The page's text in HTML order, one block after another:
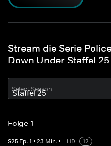
Stream die Serie
Down Under Staffel 25
Select Season
Folge 1
S25 Ep.1 • 23 Min. • HD
12